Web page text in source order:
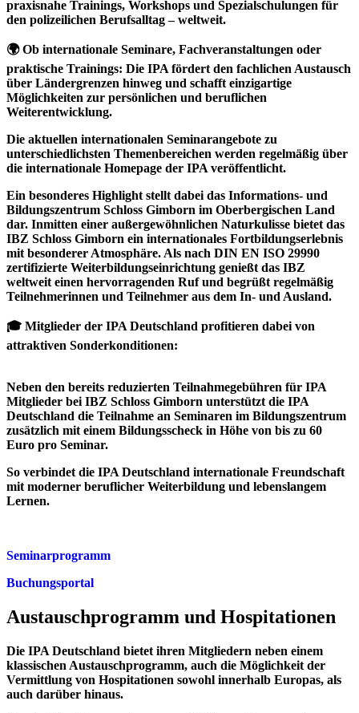
praxisnahe Trainings, Workshops und Spezialschulungen für
den polizeilichen Berufsalltag – weltweit.
🌍 Ob internationale Seminare, Fachveranstaltungen oder
praktische Trainings: Die IPA fördert den fachlichen Austausch
über Ländergrenzen hinweg und schafft einzigartige
Möglichkeiten zur persönlichen und beruflichen
Weiterentwicklung.
Die aktuellen internationalen Seminarangebote zu
unterschiedlichsten Themenbereichen werden regelmäßig über
die internationale Homepage der IPA veröffentlicht.
Ein besonderes Highlight stellt dabei das Informations- und
Bildungszentrum Schloss Gimborn im Oberbergischen Land
dar. Inmitten einer außergewöhnlichen Naturkulisse bietet das
IBZ Schloss Gimborn ein internationales Fortbildungserlebnis
mit besonderer Atmosphäre. Als nach DIN EN ISO 29990
zertifizierte Weiterbildungseinrichtung genießt das IBZ
weltweit einen hervorragenden Ruf und begrüßt regelmäßig
Teilnehmerinnen und Teilnehmer aus dem In- und Ausland.
🎓 Mitglieder der IPA Deutschland profitieren dabei von
attraktiven Sonderkonditionen:
Neben den bereits reduzierten Teilnahmegebühren für IPA
Mitglieder bei IBZ Schloss Gimborn unterstützt die IPA
Deutschland die Teilnahme an Seminaren im Bildungszentrum
zusätzlich mit einem Bildungsscheck in Höhe von bis zu 60
Euro pro Seminar.
So verbindet die IPA Deutschland internationale Freundschaft
mit moderner beruflicher Weiterbildung und lebenslangem
Lernen.
Seminarprogramm
Buchungsportal
Austausch­programm und Hospitationen
Die IPA Deutschland bietet ihren Mitgliedern neben einem
klassischen Austauschprogramm, auch die Möglichkeit der
Vermittlung von Hospitationen sowohl innerhalb Europas, als
auch darüber hinaus.